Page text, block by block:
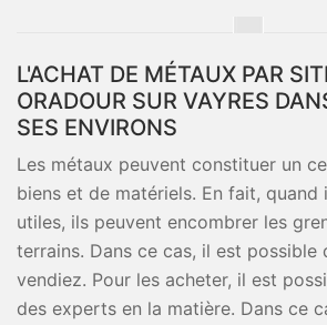
L'ACHAT DE MÉTAUX PAR
ORADOUR SUR VAYRES
SES ENVIRONS
Les métaux peuvent constituer un
biens et de matériels. En fait, quand
utiles, ils peuvent encombrer les
terrains. Dans ce cas, il est possible
vendiez. Pour les acheter, il est
des experts en la matière. Dans ce